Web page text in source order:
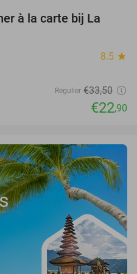
32%
à la carte bij La
8.5 star
Regulier €33,50
€22,90